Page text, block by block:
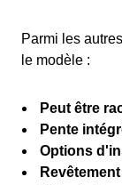
Parmi les
le modèle :
Peut être
Pente
Options